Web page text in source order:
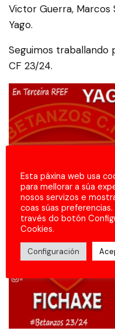
Victor Guerra, Marcos
Yago.
Seguimos traballando
CF 23/24.
Esta páxina web usa
para mellorar a súa
nosos servizos e
coas súas
través do botón
Cookies.
Configuración